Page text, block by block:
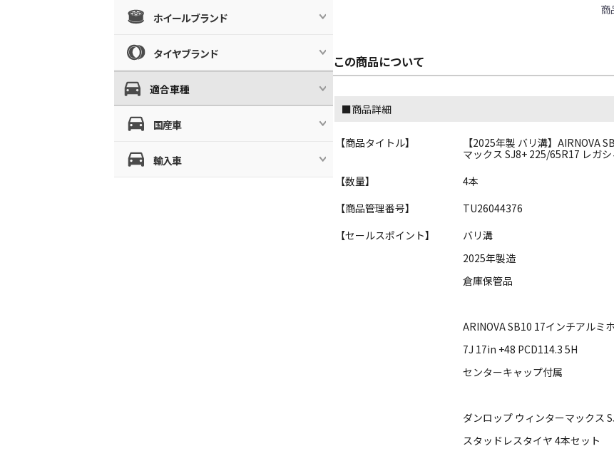
商
この商品について
■商品詳細
【商品タイトル】
【2025年製 バリ溝】AIRNOVA
マックス SJ8+ 225/65R17 レガ
【数量】
4本
【商品管理番号】
TU26044376
【セールスポイント】
バリ溝
2025年製造
倉庫保管品
ARINOVA SB10 17インチアルミ
7J 17in +48 PCD114.3 5H
センターキャップ付属
ダンロップ ウィンターマックス
スタッドレスタイヤ 4本セット
ホイールブランド
タイヤブランド
適合車種
国産車
輸入車